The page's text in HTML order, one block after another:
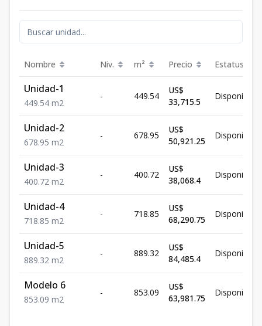
Nombre Niv. m² Precio Estatus
Unidad-1
449.54 m2
- 449.54
US$
33,715.5
Disponible
Unidad-2
678.95 m2
- 678.95
US$
50,921.25
Disponible
Unidad-3
400.72 m2
- 400.72
US$
38,068.4
Disponible
Unidad-4
718.85 m2
- 718.85
US$
68,290.75
Disponible
Unidad-5
889.32 m2
- 889.32
US$
84,485.4
Disponible
Modelo 6
853.09 m2
- 853.09
US$
63,981.75
Disponible